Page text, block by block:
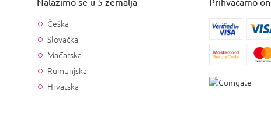
Češka
Slovačka
Mađarska
Rumunjska
Hrvatska